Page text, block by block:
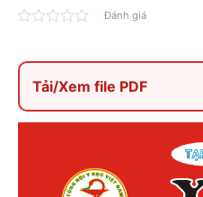
Đánh giá
Tải/Xem file PDF